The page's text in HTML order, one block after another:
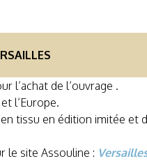
l’achat de l’ouvrage .
l’Europe.
tissu en édition imitée et
le site Assouline :